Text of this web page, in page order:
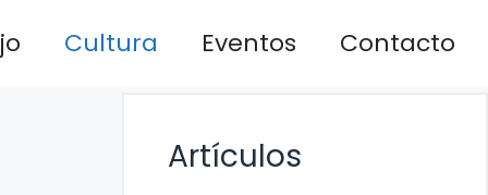
Cultura Eventos Contacto
Artículos